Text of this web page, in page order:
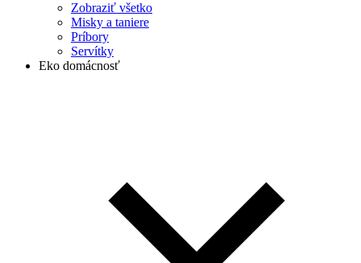
Zobraziť všetko
Misky a taniere
Príbory
Servítky
Eko domácnosť